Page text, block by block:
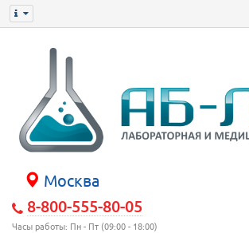
Москва
8-800-555-80-05
Часы работы: Пн - Пт (09:00 - 18:00)